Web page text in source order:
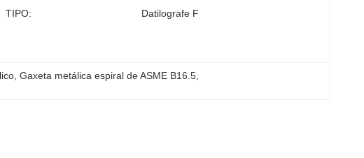
TIPO: Datilografe F
, Gaxeta metálica espiral de ASME B16.5